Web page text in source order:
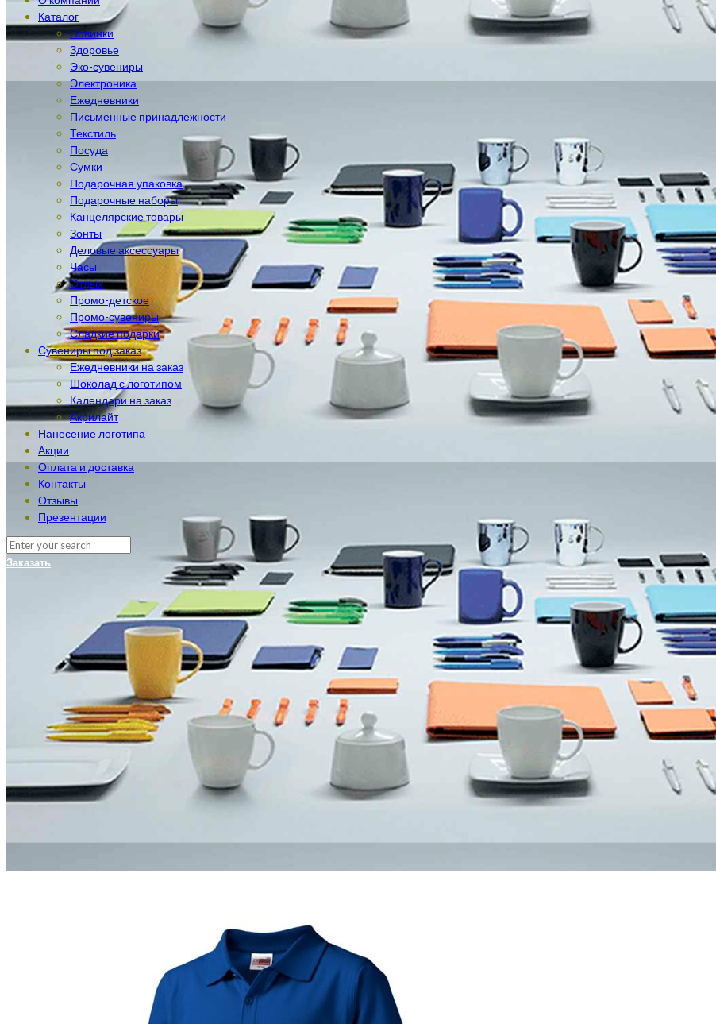
Каталог
Новинки
Здоровье
Эко-сувениры
Электроника
Ежедневники
Письменные принадлежности
Текстиль
Посуда
Сумки
Подарочная упаковка
Подарочные наборы
Канцелярские товары
Зонты
Деловые аксессуары
Часы
Отдых
Промо-детское
Промо-сувениры
Сладкие подарки
Сувениры под заказ
Ежедневники на заказ
Шоколад с логотипом
Календари на заказ
Акрилайт
Нанесение логотипа
Акции
Оплата и доставка
Контакты
Отзывы
Презентации
Заказать